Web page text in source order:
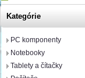
Kategórie
PC komponenty
Notebooky
Tablety a čítačky